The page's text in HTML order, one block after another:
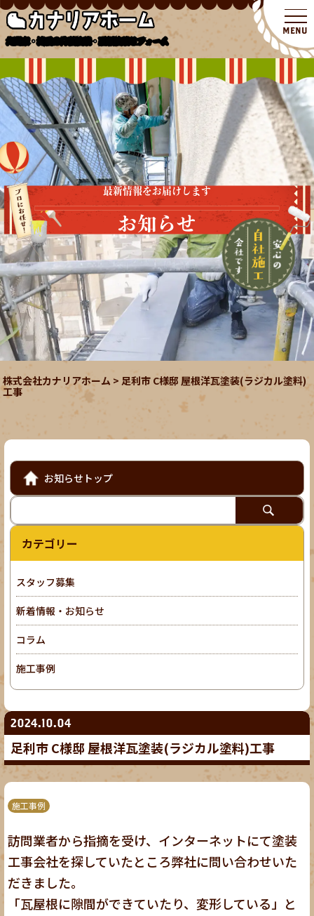
北関東・埼玉の外壁塗装・屋根塗装リフォーム
最新情報をお届けします
お知らせ
株式会社カナリアホーム >足利市 C様邸 屋根洋瓦塗装(ラジカル塗料)
工事
2024.10.04
足利市 C様邸 屋根洋瓦塗装(ラジカル塗料)工事
施工事例
訪問業者から指摘を受け、インターネットにて塗装
工事会社を探していたところ弊社に問い合わせいた
だきました。
「瓦屋根に隙間ができていたり、変形している」と
お知らせトップ
カテゴリー
スタッフ募集
新着情報・お知らせ
コラム
施工事例